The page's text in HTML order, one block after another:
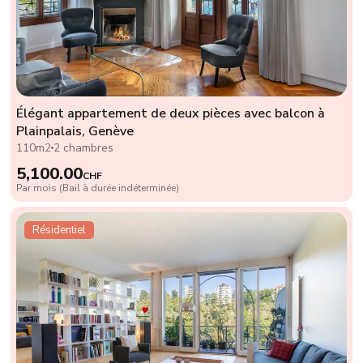
Élégant appartement de deux pièces avec balcon à
Plainpalais, Genève
110m2 2 chambres
5,100.00CHF
Par mois (Bail à durée indéterminée)
Résidentiel